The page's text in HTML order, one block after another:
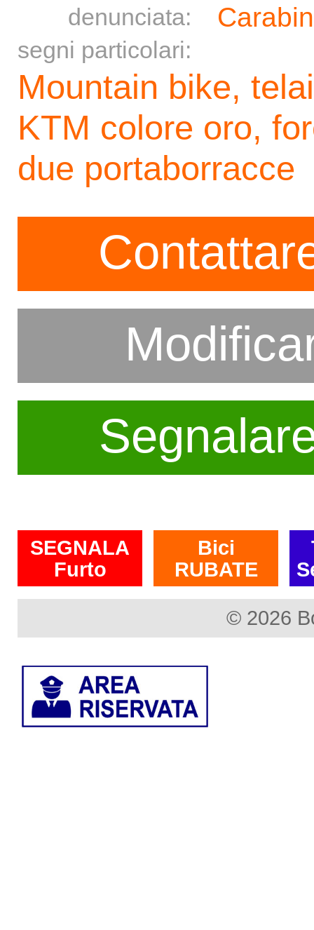
denunciata:
segni particolari:
Mountain bike,
KTM colore oro,
due portaborracce
SEGNALA
Furto
Bici
RUBATE
© 2026